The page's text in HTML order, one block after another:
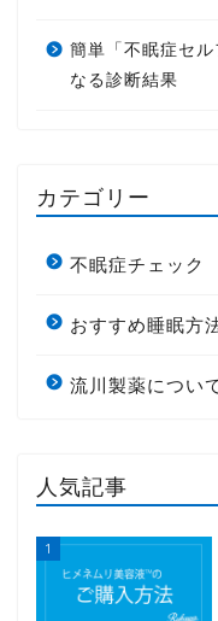
簡単「不眠症セ
なる診断結果
カテゴリー
不眠症チェック
おすすめ睡眠方
流川製薬につい
人気記事
1